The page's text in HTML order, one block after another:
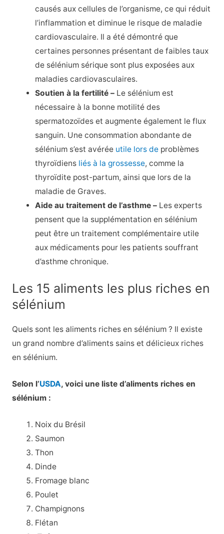
causés aux cellules de l’organisme, ce qui réduit
l’inflammation et diminue le risque de maladie
cardiovasculaire. Il a été démontré que
certaines personnes présentant de faibles taux
de sélénium sérique sont plus exposées aux
maladies cardiovasculaires.
Soutien à la fertilité – Le sélénium est
nécessaire à la bonne motilité des
spermatozoïdes et augmente également le flux
sanguin. Une consommation abondante de
sélénium s’est avérée utile lors de problèmes
thyroïdiens liés à la grossesse, comme la
thyroïdite post-partum, ainsi que lors de la
maladie de Graves.
Aide au traitement de l’asthme – Les experts
pensent que la supplémentation en sélénium
peut être un traitement complémentaire utile
aux médicaments pour les patients souffrant
d’asthme chronique.
Les 15 aliments les plus riches en
sélénium
Quels sont les aliments riches en sélénium ? Il existe
un grand nombre d’aliments sains et délicieux riches
en sélénium.
Selon l’USDA, voici une liste d’aliments riches en
sélénium :
Noix du Brésil
Saumon
Thon
Dinde
Fromage blanc
Poulet
Champignons
Flétan